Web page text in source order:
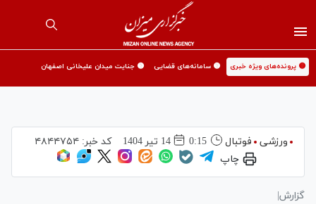
🟡 پرونده‌های ویژه خبری 🟡 سامانه‌های قضایی 🟡 جنایت میدان علیخانی اصفهان
ورزشی فوتبال 0:15 14 تير 1404 کد خبر: ۴۸۴۴۷۵۴
چاپ
گزارش|